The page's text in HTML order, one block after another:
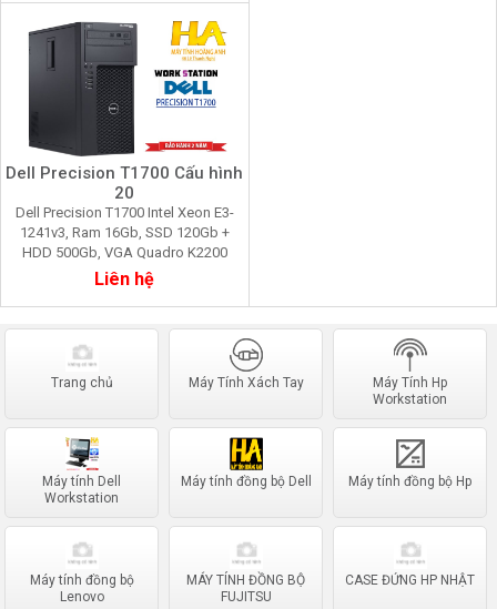
Dell Precision T1700 Cấu hình
20
Dell Precision T1700 Intel Xeon E3-
1241v3, Ram 16Gb, SSD 120Gb +
HDD 500Gb, VGA Quadro K2200
Liên hệ
Trang chủ Máy Tính Xách Tay
Máy Tính Hp
Workstation
Máy tính Dell
Workstation
Máy tính đồng bộ Dell Máy tính đồng bộ Hp
Máy tính đồng bộ
Lenovo
MÁY TÍNH ĐỒNG BỘ
FUJITSU
CASE ĐỨNG HP NHẬT